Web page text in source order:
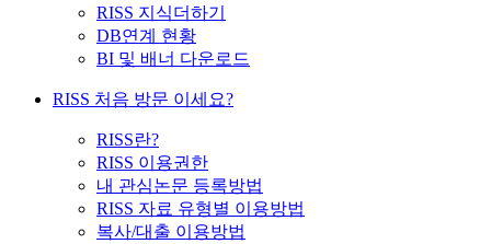
RISS 지식더하기
DB연계 현황
BI 및 배너 다운로드
RISS 처음 방문 이세요?
RISS란?
RISS 이용권한
내 관심논문 등록방법
RISS 자료 유형별 이용방법
복사/대출 이용방법